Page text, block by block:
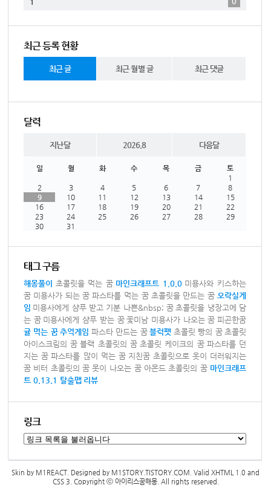
최근 등록 현황
최근 글 최근 월별 글 최근 댓글
달력
지난달 2026.8 다음달
일 월 화 수 목 금
토
1
2
3 4 5 6 7
8
9
10 11 12 13 14
15
16
17 18 19 20 21
22
23
24 25 26 27 28
29
30
31
태그 구름
해몽풀이 초콜릿을 먹는 꿈 마인크래프트 1.0.0 미용사와 키스하는
꿈 미용사가 되는 꿈 파스타를 먹는 꿈 초콜릿을 만드는 꿈 오락실게
임 미용사에게 샴푸 받고 기분 나쁜&nbsp; 꿈 초콜릿을 냉장고에 담
는 꿈 미용사에게 샴푸 받는 꿈 꽃미남 미용사가 나오는 꿈 피곤한꿈
귤 먹는 꿈 추억게임 파스타 만드는 꿈 블럭펫 초콜릿 빵의 꿈 초콜릿
아이스크림의 꿈 블랙 초콜릿의 꿈 초콜릿 케이크의 꿈 파스타를 던
지는 꿈 파스타를 많이 먹는 꿈 지친꿈 초콜릿으로 옷이 더러워지는
꿈 비터 초콜릿의 꿈 못이 나오는 꿈 아몬드 초콜릿의 꿈 마인크래프
트 0.13.1 탈출맵 리뷰
링크
Skin by M1REACT . Designed by M1STORY.TISTORY.COM . Valid XHTML 1.0 and
CSS 3 . Copyright ⓒ 아이리스꿈해몽. All rights reserved.